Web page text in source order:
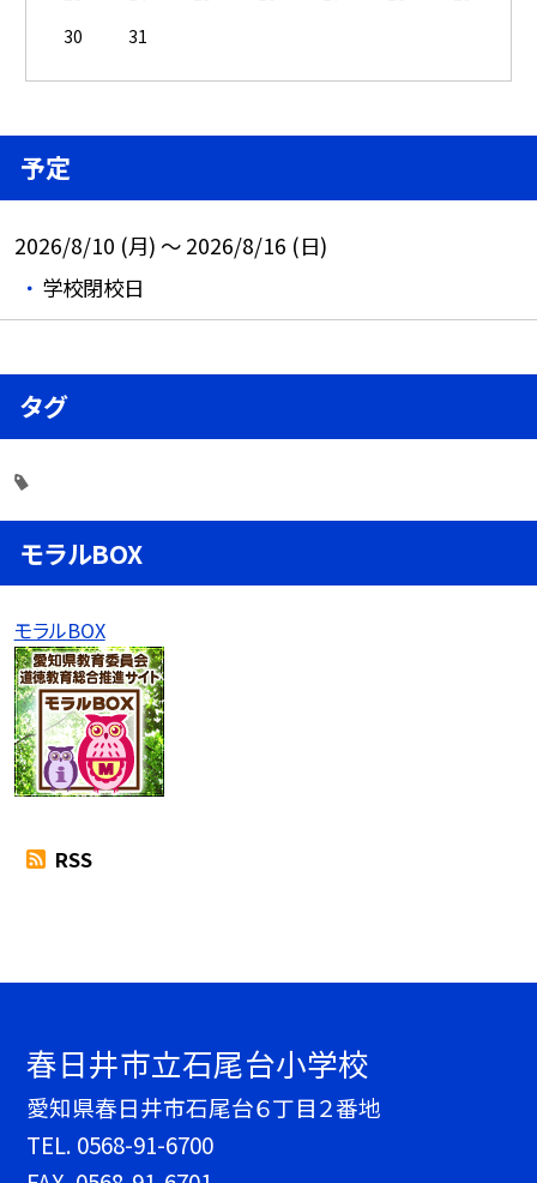
30
31
予定
2026/8/10 (月) ～ 2026/8/16 (日)
学校閉校日
タグ
モラルBOX
モラルBOX
RSS
春日井市立石尾台小学校
愛知県春日井市石尾台６丁目２番地
TEL. 0568-91-6700